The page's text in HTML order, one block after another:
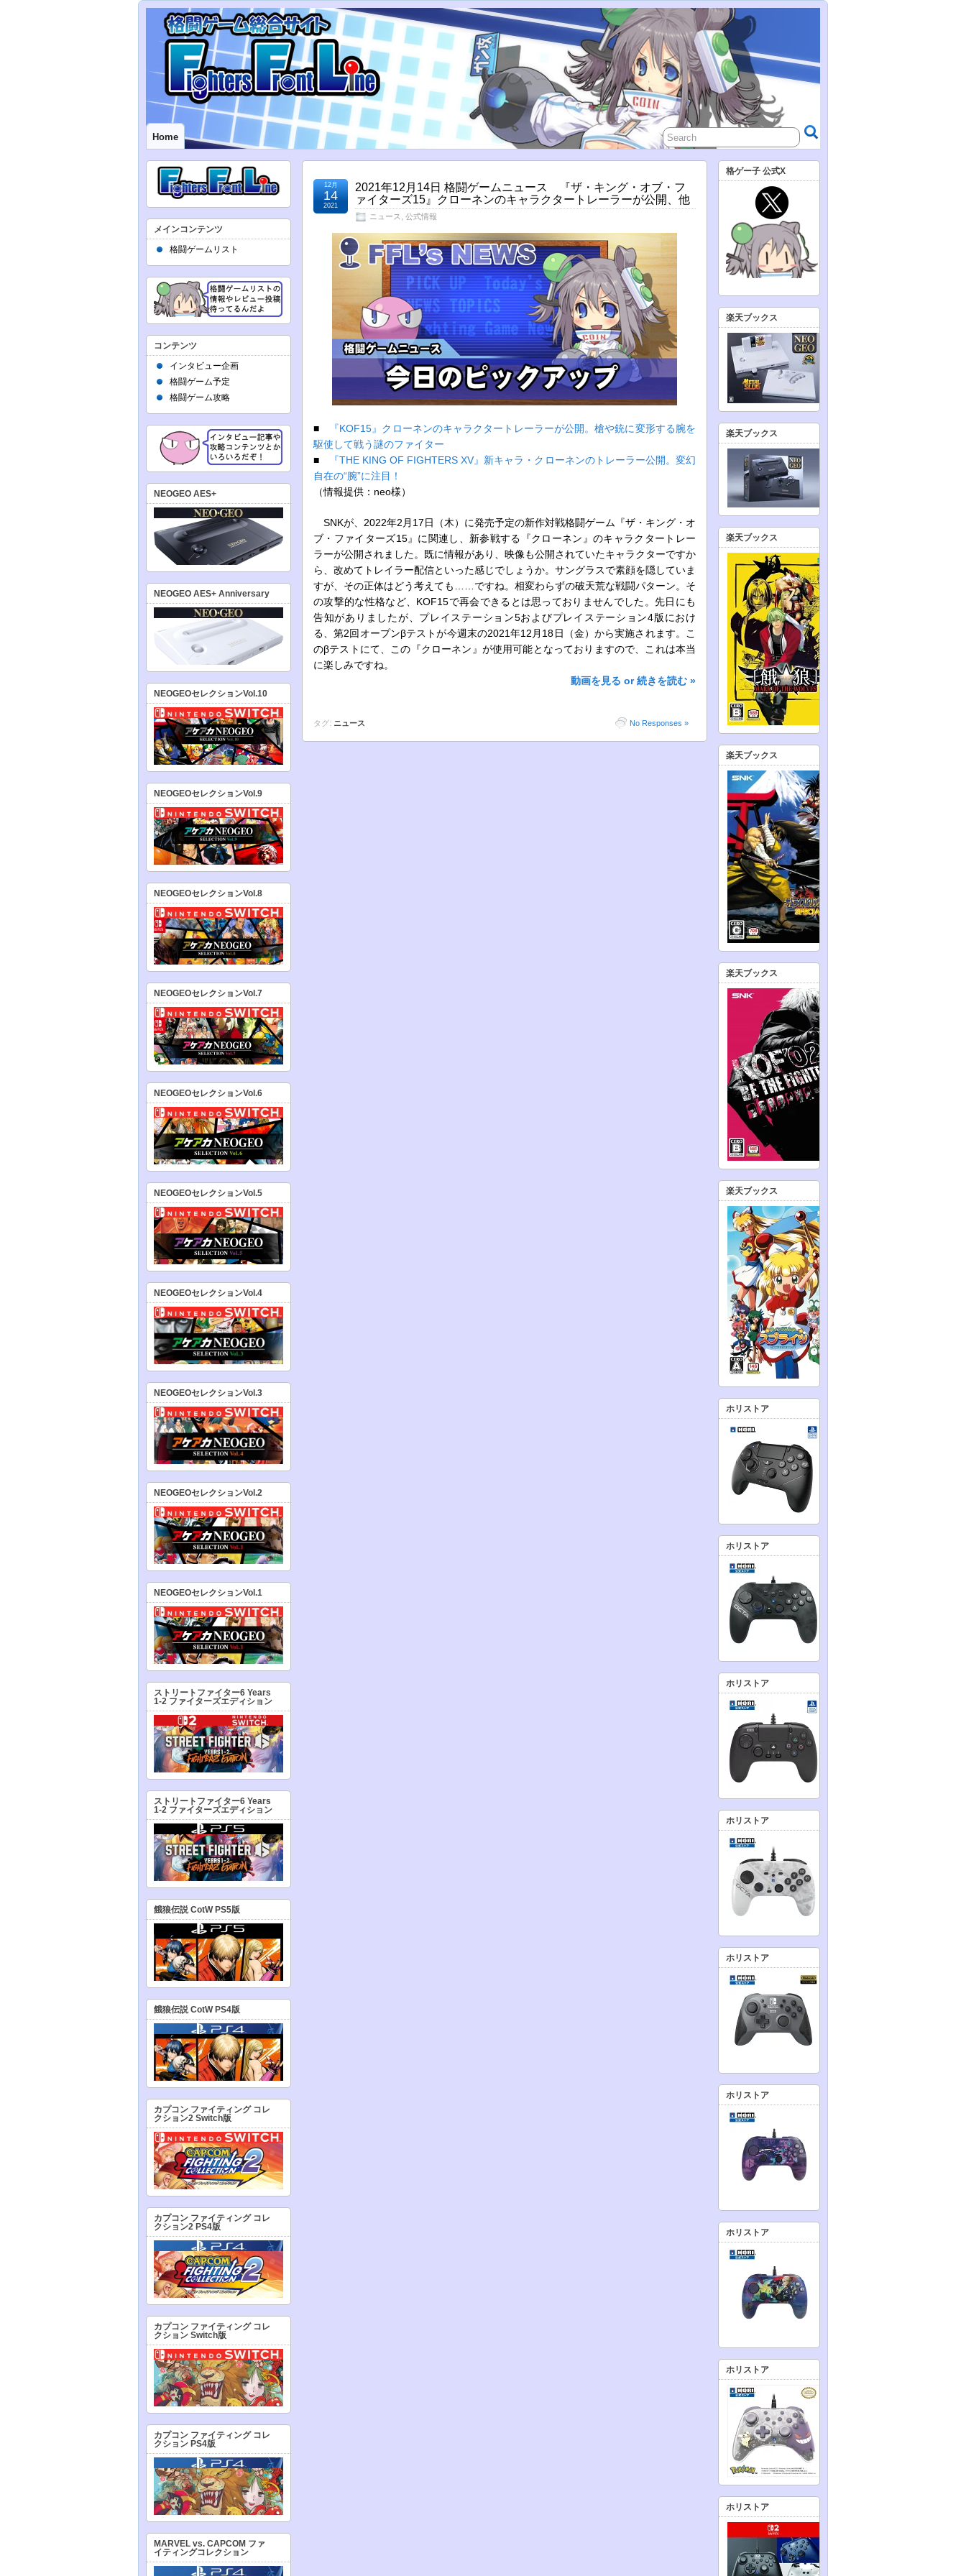
Home
2021年12月14日 格闘ゲームニュース 『ザ・キング・オブ・フ
ァイターズ15』クローネンのキャラクタートレーラーが公開、他
ニュース 公式情報
12月
14
2021
■
『KOF15』クローネンのキャラクタートレーラーが公開。槍や銃に変形する腕を
駆使して戦う謎のファイター
■
『THE KING OF FIGHTERS XV』新キャラ・クローネンのトレーラー公開。変幻
自在の“腕”に注目！
（情報提供：neo様）
SNKが、2022年2月17日（木）に発売予定の新作対戦格闘ゲーム『ザ・キング・オ
ブ・ファイターズ15』に関連し、新参戦する『クローネン』のキャラクタートレー
ラーが公開されました。既に情報があり、映像も公開されていたキャラクターですか
ら、改めてトレイラー配信といった感じでしょうか。サングラスで素顔を隠していま
すが、その正体はどう考えても……ですね。相変わらずの破天荒な戦闘パターン。そ
の攻撃的な性格など、KOF15で再会できるとは思っておりませんでした。先日にも
告知がありましたが、プレイステーション5およびプレイステーション4版におけ
る、第2回オープンβテストが今週末の2021年12月18日（金）から実施されます。こ
のβテストにて、この『クローネン』が使用可能となっておりますので、これは本当
に楽しみですね。
動画を見る or 続きを読む »
No Responses »
タグ: ニュース
メインコンテンツ
格闘ゲームリスト
コンテンツ
インタビュー企画
格闘ゲーム予定
格闘ゲーム攻略
NEOGEO AES+
NEOGEO AES+ Anniversary
NEOGEOセレクションVol.10
NEOGEOセレクションVol.9
NEOGEOセレクションVol.8
NEOGEOセレクションVol.7
NEOGEOセレクションVol.6
NEOGEOセレクションVol.5
NEOGEOセレクションVol.4
NEOGEOセレクションVol.3
NEOGEOセレクションVol.2
NEOGEOセレクションVol.1
ストリートファイター6 Years
1-2 ファイターズエディション
ストリートファイター6 Years
1-2 ファイターズエディション
餓狼伝説 CotW PS5版
餓狼伝説 CotW PS4版
カプコン ファイティング コレ
クション2 Switch版
カプコン ファイティング コレ
クション2 PS4版
カプコン ファイティング コレ
クション Switch版
カプコン ファイティング コレ
クション PS4版
MARVEL vs. CAPCOM ファ
イティングコレクション
格ゲー子 公式X
楽天ブックス
楽天ブックス
楽天ブックス
楽天ブックス
楽天ブックス
楽天ブックス
ホリストア
ホリストア
ホリストア
ホリストア
ホリストア
ホリストア
ホリストア
ホリストア
ホリストア